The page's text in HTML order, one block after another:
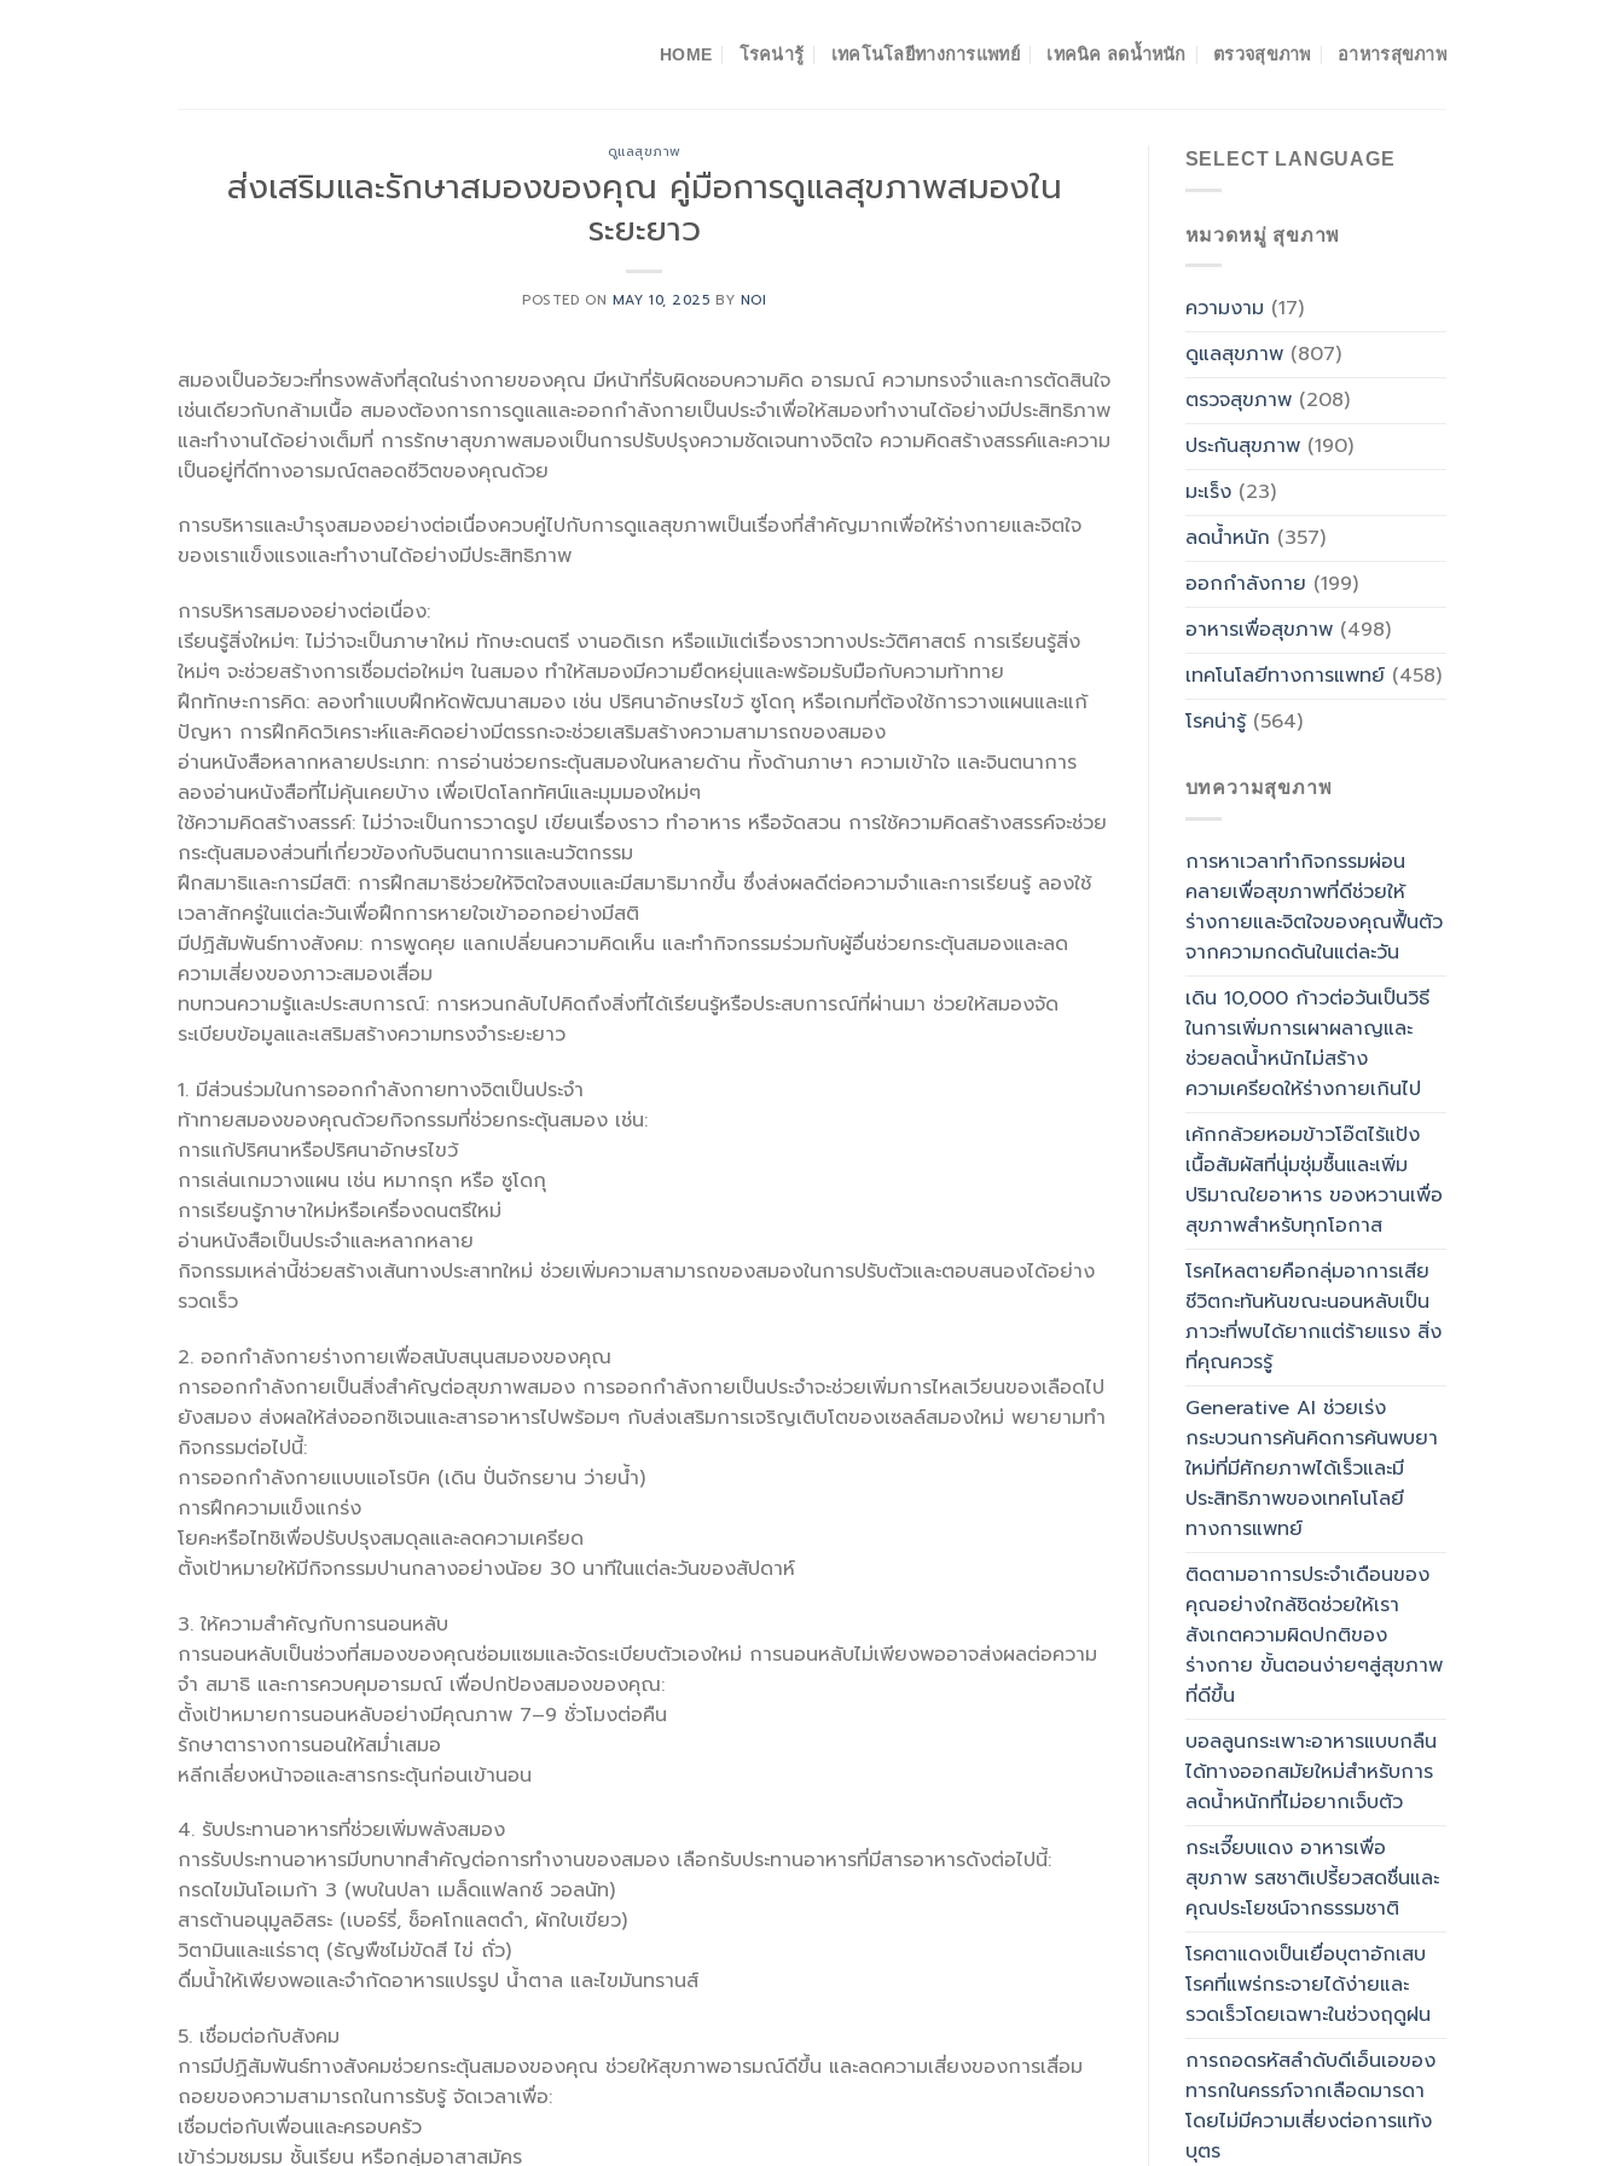
HOME โรคน่ารู้ เทคโนโลยีทางการแพทย์ เทคนิค ลดน้ำหนัก ตรวจสุขภาพ อาหารสุขภาพ
ดูแลสุขภาพ
ส่งเสริมและรักษาสมองของคุณ คู่มือการดูแลสุขภาพสมองใน
ระยะยาว
POSTED ON MAY 10, 2025 BY NOI
สมองเป็นอวัยวะที่ทรงพลังที่สุดในร่างกายของคุณ มีหน้าที่รับผิดชอบความคิด อารมณ์ ความทรงจำและการตัดสินใจ
เช่นเดียวกับกล้ามเนื้อ สมองต้องการการดูแลและออกกำลังกายเป็นประจำเพื่อให้สมองทำงานได้อย่างมีประสิทธิภาพ
และทำงานได้อย่างเต็มที่ การรักษาสุขภาพสมองเป็นการปรับปรุงความชัดเจนทางจิตใจ ความคิดสร้างสรรค์และความ
เป็นอยู่ที่ดีทางอารมณ์ตลอดชีวิตของคุณด้วย
การบริหารและบำรุงสมองอย่างต่อเนื่องควบคู่ไปกับการดูแลสุขภาพเป็นเรื่องที่สำคัญมากเพื่อให้ร่างกายและจิตใจ
ของเราแข็งแรงและทำงานได้อย่างมีประสิทธิภาพ
การบริหารสมองอย่างต่อเนื่อง:
เรียนรู้สิ่งใหม่ๆ: ไม่ว่าจะเป็นภาษาใหม่ ทักษะดนตรี งานอดิเรก หรือแม้แต่เรื่องราวทางประวัติศาสตร์ การเรียนรู้สิ่ง
ใหม่ๆ จะช่วยสร้างการเชื่อมต่อใหม่ๆ ในสมอง ทำให้สมองมีความยืดหยุ่นและพร้อมรับมือกับความท้าทาย
ฝึกทักษะการคิด: ลองทำแบบฝึกหัดพัฒนาสมอง เช่น ปริศนาอักษรไขว้ ซูโดกุ หรือเกมที่ต้องใช้การวางแผนและแก้
ปัญหา การฝึกคิดวิเคราะห์และคิดอย่างมีตรรกะจะช่วยเสริมสร้างความสามารถของสมอง
อ่านหนังสือหลากหลายประเภท: การอ่านช่วยกระตุ้นสมองในหลายด้าน ทั้งด้านภาษา ความเข้าใจ และจินตนาการ
ลองอ่านหนังสือที่ไม่คุ้นเคยบ้าง เพื่อเปิดโลกทัศน์และมุมมองใหม่ๆ
ใช้ความคิดสร้างสรรค์: ไม่ว่าจะเป็นการวาดรูป เขียนเรื่องราว ทำอาหาร หรือจัดสวน การใช้ความคิดสร้างสรรค์จะช่วย
กระตุ้นสมองส่วนที่เกี่ยวข้องกับจินตนาการและนวัตกรรม
ฝึกสมาธิและการมีสติ: การฝึกสมาธิช่วยให้จิตใจสงบและมีสมาธิมากขึ้น ซึ่งส่งผลดีต่อความจำและการเรียนรู้ ลองใช้
เวลาสักครู่ในแต่ละวันเพื่อฝึกการหายใจเข้าออกอย่างมีสติ
มีปฏิสัมพันธ์ทางสังคม: การพูดคุย แลกเปลี่ยนความคิดเห็น และทำกิจกรรมร่วมกับผู้อื่นช่วยกระตุ้นสมองและลด
ความเสี่ยงของภาวะสมองเสื่อม
ทบทวนความรู้และประสบการณ์: การหวนกลับไปคิดถึงสิ่งที่ได้เรียนรู้หรือประสบการณ์ที่ผ่านมา ช่วยให้สมองจัด
ระเบียบข้อมูลและเสริมสร้างความทรงจำระยะยาว
1. มีส่วนร่วมในการออกกำลังกายทางจิตเป็นประจำ
ท้าทายสมองของคุณด้วยกิจกรรมที่ช่วยกระตุ้นสมอง เช่น:
การแก้ปริศนาหรือปริศนาอักษรไขว้
การเล่นเกมวางแผน เช่น หมากรุก หรือ ซูโดกุ
การเรียนรู้ภาษาใหม่หรือเครื่องดนตรีใหม่
อ่านหนังสือเป็นประจำและหลากหลาย
กิจกรรมเหล่านี้ช่วยสร้างเส้นทางประสาทใหม่ ช่วยเพิ่มความสามารถของสมองในการปรับตัวและตอบสนองได้อย่าง
รวดเร็ว
2. ออกกำลังกายร่างกายเพื่อสนับสนุนสมองของคุณ
การออกกำลังกายเป็นสิ่งสำคัญต่อสุขภาพสมอง การออกกำลังกายเป็นประจำจะช่วยเพิ่มการไหลเวียนของเลือดไป
ยังสมอง ส่งผลให้ส่งออกซิเจนและสารอาหารไปพร้อมๆ กับส่งเสริมการเจริญเติบโตของเซลล์สมองใหม่ พยายามทำ
กิจกรรมต่อไปนี้:
การออกกำลังกายแบบแอโรบิค (เดิน ปั่นจักรยาน ว่ายน้ำ)
การฝึกความแข็งแกร่ง
โยคะหรือไทชิเพื่อปรับปรุงสมดุลและลดความเครียด
ตั้งเป้าหมายให้มีกิจกรรมปานกลางอย่างน้อย 30 นาทีในแต่ละวันของสัปดาห์
3. ให้ความสำคัญกับการนอนหลับ
การนอนหลับเป็นช่วงที่สมองของคุณซ่อมแซมและจัดระเบียบตัวเองใหม่ การนอนหลับไม่เพียงพออาจส่งผลต่อความ
จำ สมาธิ และการควบคุมอารมณ์ เพื่อปกป้องสมองของคุณ:
ตั้งเป้าหมายการนอนหลับอย่างมีคุณภาพ 7–9 ชั่วโมงต่อคืน
รักษาตารางการนอนให้สม่ำเสมอ
หลีกเลี่ยงหน้าจอและสารกระตุ้นก่อนเข้านอน
4. รับประทานอาหารที่ช่วยเพิ่มพลังสมอง
การรับประทานอาหารมีบทบาทสำคัญต่อการทำงานของสมอง เลือกรับประทานอาหารที่มีสารอาหารดังต่อไปนี้:
กรดไขมันโอเมก้า 3 (พบในปลา เมล็ดแฟลกซ์ วอลนัท)
สารต้านอนุมูลอิสระ (เบอร์รี่, ช็อคโกแลตดำ, ผักใบเขียว)
วิตามินและแร่ธาตุ (ธัญพืชไม่ขัดสี ไข่ ถั่ว)
ดื่มน้ำให้เพียงพอและจำกัดอาหารแปรรูป น้ำตาล และไขมันทรานส์
5. เชื่อมต่อกับสังคม
การมีปฏิสัมพันธ์ทางสังคมช่วยกระตุ้นสมองของคุณ ช่วยให้สุขภาพอารมณ์ดีขึ้น และลดความเสี่ยงของการเสื่อม
ถอยของความสามารถในการรับรู้ จัดเวลาเพื่อ:
เชื่อมต่อกับเพื่อนและครอบครัว
เข้าร่วมชมรม ชั้นเรียน หรือกลุ่มอาสาสมัคร
SELECT LANGUAGE
หมวดหมู่ สุขภาพ
ความงาม (17)
ดูแลสุขภาพ(807)
ตรวจสุขภาพ(208)
ประกันสุขภาพ(190)
มะเร็ง(23)
ลดน้ำหนัก (357)
ออกกำลังกาย (199)
อาหารเพื่อสุขภาพ(498)
เทคโนโลยีทางการแพทย์(458)
โรคน่ารู้(564)
บทความสุขภาพ
การหาเวลาทำกิจกรรมผ่อน
คลายเพื่อสุขภาพที่ดีช่วยให้
ร่างกายและจิตใจของคุณฟื้นตัว
จากความกดดันในแต่ละวัน
เดิน 10,000 ก้าวต่อวันเป็นวิธี
ในการเพิ่มการเผาผลาญและ
ช่วยลดน้ำหนักไม่สร้าง
ความเครียดให้ร่างกายเกินไป
เค้กกล้วยหอมข้าวโอ๊ตไร้แป้ง
เนื้อสัมผัสที่นุ่มชุ่มชื้นและเพิ่ม
ปริมาณใยอาหาร ของหวานเพื่อ
สุขภาพสำหรับทุกโอกาส
โรคไหลตายคือกลุ่มอาการเสีย
ชีวิตกะทันหันขณะนอนหลับเป็น
ภาวะที่พบได้ยากแต่ร้ายแรง สิ่ง
ที่คุณควรรู้
Generative AI ช่วยเร่ง
กระบวนการค้นคิดการค้นพบยา
ใหม่ที่มีศักยภาพได้เร็วและมี
ประสิทธิภาพของเทคโนโลยี
ทางการแพทย์
ติดตามอาการประจำเดือนของ
คุณอย่างใกล้ชิดช่วยให้เรา
สังเกตความผิดปกติของ
ร่างกาย ขั้นตอนง่ายๆสู่สุขภาพ
ที่ดีขึ้น
บอลลูนกระเพาะอาหารแบบกลืน
ได้ทางออกสมัยใหม่สำหรับการ
ลดน้ำหนักที่ไม่อยากเจ็บตัว
กระเจี๊ยบแดง อาหารเพื่อ
สุขภาพ รสชาติเปรี้ยวสดชื่นและ
คุณประโยชน์จากธรรมชาติ
โรคตาแดงเป็นเยื่อบุตาอักเสบ
โรคที่แพร่กระจายได้ง่ายและ
รวดเร็วโดยเฉพาะในช่วงฤดูฝน
การถอดรหัสลำดับดีเอ็นเอของ
ทารกในครรภ์จากเลือดมารดา
โดยไม่มีความเสี่ยงต่อการแท้ง
บุตร